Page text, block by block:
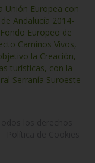
Unión Europea con
Andalucía 2014-
Europeo de
Caminos Vivos,
la Creación,
turísticas, con la
Serranía Suroeste